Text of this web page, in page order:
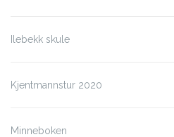
Ilebekk skule
Kjentmannstur 2020
Minneboken